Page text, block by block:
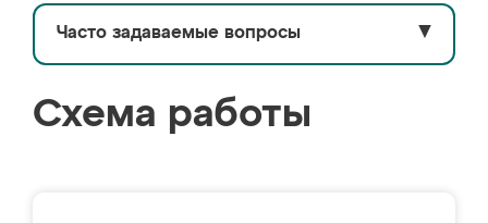
Часто задаваемые вопросы ▼
Схема работы